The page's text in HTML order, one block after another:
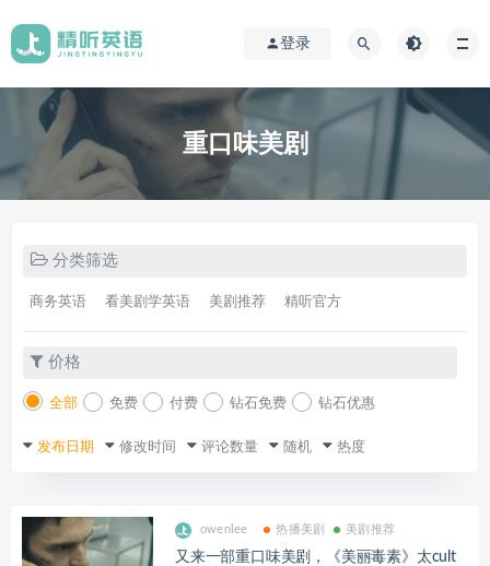
登录
重口味美剧
分类筛选
商务英语 看美剧学英语 美剧推荐 精听官方
价格
全部 免费 付费 钻石免费 钻石优惠
发布日期 修改时间 评论数量 随机 热度
owenlee 热播美剧 美剧推荐
又来一部重口味美剧，《美丽毒素》太cult